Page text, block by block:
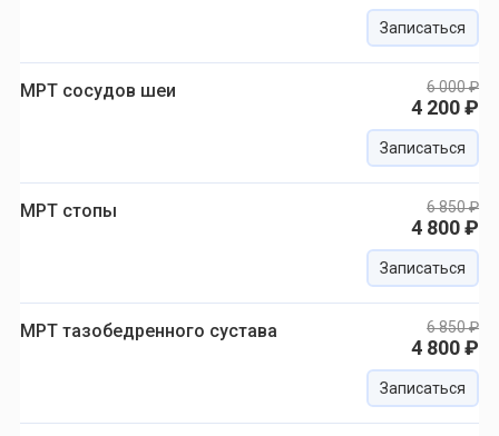
Записаться
МРТ сосудов шеи 6 000 ₽
4 200 ₽
Записаться
МРТ стопы 6 850 ₽
4 800 ₽
Записаться
МРТ тазобедренного сустава 6 850 ₽
4 800 ₽
Записаться